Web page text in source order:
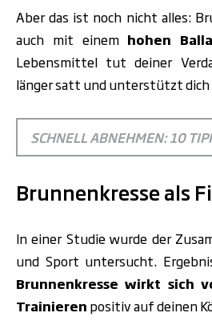
Aber das ist noch nicht alles:
auch mit einem hohen
Lebensmittel tut deiner
länger satt und unterstützt dich
SCHNELL ABNEHMEN: 10
Brunnenkresse als
In einer Studie wurde der
und Sport untersucht.
Brunnenkresse wirkt sich
Trainieren positiv auf deinen